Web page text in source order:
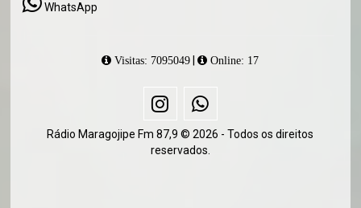
WhatsApp
Visitas: 7095049 | Online: 17
Rádio Maragojipe Fm 87,9 © 2026 - Todos os direitos
reservados.